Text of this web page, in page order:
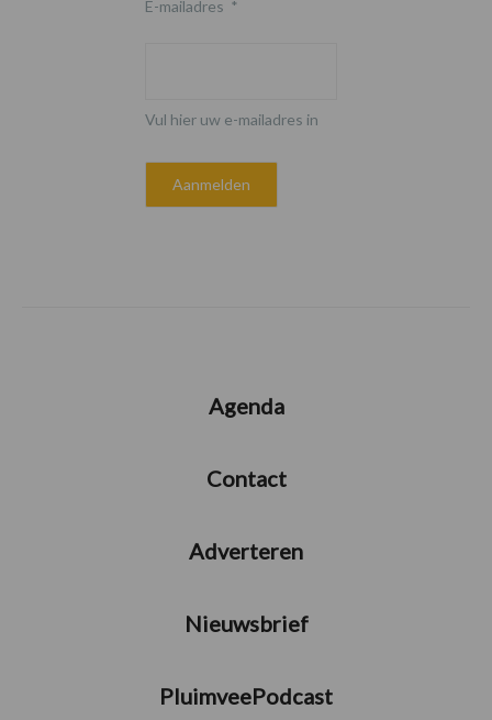
E-mailadres *
Vul hier uw e-mailadres in
Agenda
Contact
Adverteren
Nieuwsbrief
PluimveePodcast